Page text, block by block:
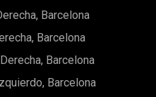
Barcelona
Barcelona
Barcelona
Barcelona